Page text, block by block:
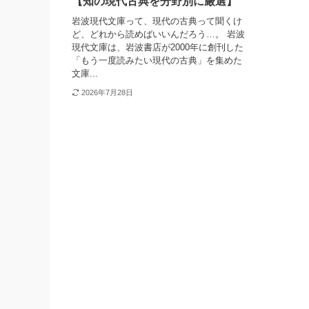
岩波現代文庫って、現代の古典って聞くけ
ど、どれから読めばいいんだろう…。 岩波
現代文庫は、岩波書店が2000年に創刊した
「もう一度読みたい現代の古典」を集めた
文庫...
2026年7月28日